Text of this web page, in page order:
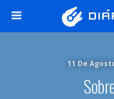
11 De